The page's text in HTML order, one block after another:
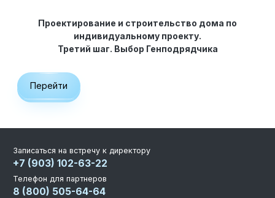
Проектирование и строительство дома по
индивидуальному проекту.
Третий шаг. Выбор Генподрядчика
Перейти
Записаться на встречу к директору
+7 (903) 102-63-22
Телефон для партнеров
8 (800) 505-64-64